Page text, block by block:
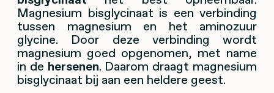
Magnesium bisglycinaat is een verbinding
tussen magnesium en het aminozuur
glycine. Door deze verbinding wordt
magnesium goed opgenomen, met name
in de hersenen. Daarom draagt magnesium
bisglycinaat bij aan een heldere geest.